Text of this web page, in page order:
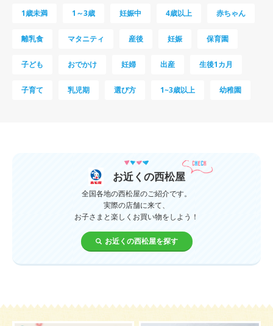
1歳未満 1～3歳 妊娠中 4歳以上 赤ちゃん
離乳食 マタニティ 産後 妊娠 保育園
子ども おでかけ 妊婦 出産 生後1カ月
子育て 乳児期 選び方 1~3歳以上 幼稚園
ベビーカー
おむつ 出産準備
遊ぶ 夏 イヤイヤ期
汗 エアコン 適切温度
帽子 授乳 チャイルドシート 予防接種 産休
症状 あせも お祝い 家族写真 改善
お近くの西松屋
全国各地の西松屋のご紹介です。
実際の店舗に来て、
お子さまと楽しくお買い物をしよう！
お近くの西松屋を探す